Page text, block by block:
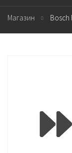
Магазин Bosch